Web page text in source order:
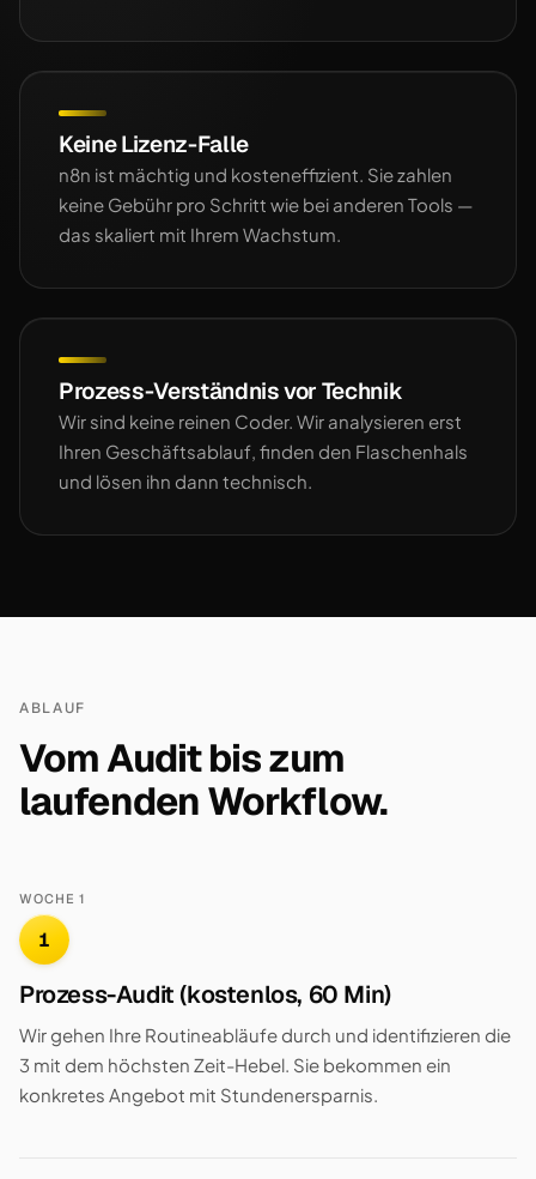
Keine Lizenz-Falle
n8n ist mächtig und kosteneffizient. Sie zahlen
keine Gebühr pro Schritt wie bei anderen Tools —
das skaliert mit Ihrem Wachstum.
Prozess-Verständnis vor Technik
Wir sind keine reinen Coder. Wir analysieren erst
Ihren Geschäftsablauf, finden den Flaschenhals
und lösen ihn dann technisch.
ABLAUF
Vom Audit bis zum
laufenden Workflow.
WOCHE 1
1
Prozess-Audit (kostenlos, 60 Min)
Wir gehen Ihre Routineabläufe durch und identifizieren die
3 mit dem höchsten Zeit-Hebel. Sie bekommen ein
konkretes Angebot mit Stundenersparnis.